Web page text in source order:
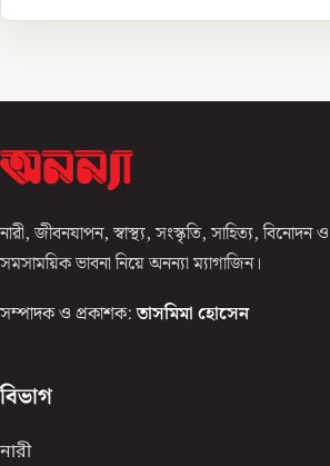
নারী, জীবনযাপন, স্বাস্থ্য, সংস্কৃতি, সাহিত্য, বিনোদন ও
সমসাময়িক ভাবনা নিয়ে অনন্যা ম্যাগাজিন।
সম্পাদক ও প্রকাশক: তাসমিমা হোসেন
বিভাগ
নারী